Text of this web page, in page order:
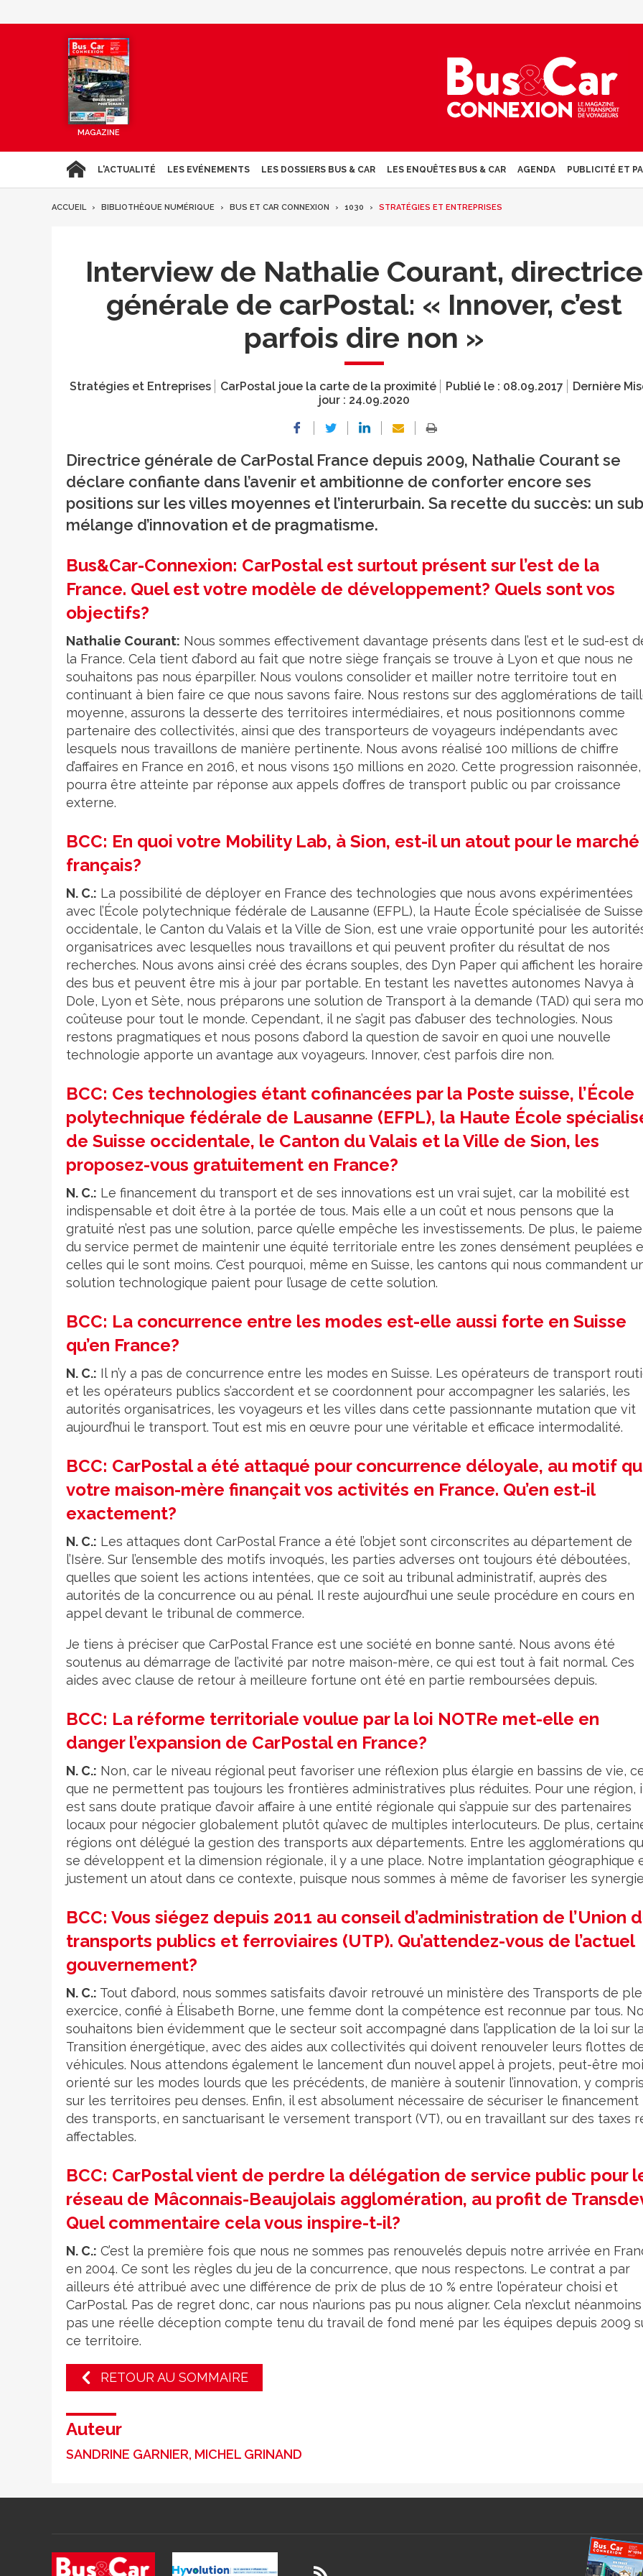
MAGAZINE
L'ACTUALITÉ LES EVÉNEMENTS LES DOSSIERS BUS & CAR LES ENQUÊTES BUS & CAR AGENDA PUBLICITÉ ET
ACCUEIL BIBLIOTHÈQUE NUMÉRIQUE BUS ET CAR CONNEXION 1030 STRATÉGIES ET ENTREPRISES
Interview de Nathalie Courant, directrice
générale de carPostal: « Innover, c’est
parfois dire non »
Stratégies et Entreprises CarPostal joue la carte de la proximité Publié le : 08.09.2017
Dernière
jour : 24.09.2020
Directrice générale de CarPostal France depuis 2009, Nathalie Courant se
déclare confiante dans l’avenir et ambitionne de conforter encore ses
positions sur les villes moyennes et l’interurbain. Sa recette du succès: un
mélange d’innovation et de pragmatisme.
Bus&Car-Connexion: CarPostal est surtout présent sur l’est de la
France. Quel est votre modèle de développement? Quels sont vos
objectifs?
Nathalie Courant: Nous sommes effectivement davantage présents dans l’est et le sud-est
la France. Cela tient d’abord au fait que notre siège français se trouve à Lyon et que nous ne
souhaitons pas nous éparpiller. Nous voulons consolider et mailler notre territoire tout en
continuant à bien faire ce que nous savons faire. Nous restons sur des agglomérations de
moyenne, assurons la desserte des territoires intermédiaires, et nous positionnons comme
partenaire des collectivités, ainsi que des transporteurs de voyageurs indépendants avec
lesquels nous travaillons de manière pertinente. Nous avons réalisé 100 millions de chiffre
d’affaires en France en 2016, et nous visons 150 millions en 2020. Cette progression raisonnée,
pourra être atteinte par réponse aux appels d’offres de transport public ou par croissance
externe.
BCC: En quoi votre Mobility Lab, à Sion, est-il un atout pour le marché
français?
N. C.: La possibilité de déployer en France des technologies que nous avons expérimentées
avec l’École polytechnique fédérale de Lausanne (EFPL), la Haute École spécialisée de Suisse
occidentale, le Canton du Valais et la Ville de Sion, est une vraie opportunité pour les
organisatrices avec lesquelles nous travaillons et qui peuvent profiter du résultat de nos
recherches. Nous avons ainsi créé des écrans souples, des Dyn Paper qui affichent les
des bus et peuvent être mis à jour par portable. En testant les navettes autonomes Navya à
Dole, Lyon et Sète, nous préparons une solution de Transport à la demande (TAD) qui sera
coûteuse pour tout le monde. Cependant, il ne s’agit pas d’abuser des technologies. Nous
restons pragmatiques et nous posons d’abord la question de savoir en quoi une nouvelle
technologie apporte un avantage aux voyageurs. Innover, c’est parfois dire non.
BCC: Ces technologies étant cofinancées par la Poste suisse, l’École
polytechnique fédérale de Lausanne (EFPL), la Haute École
de Suisse occidentale, le Canton du Valais et la Ville de Sion, les
proposez-vous gratuitement en France?
N. C.: Le financement du transport et de ses innovations est un vrai sujet, car la mobilité est
indispensable et doit être à la portée de tous. Mais elle a un coût et nous pensons que la
gratuité n’est pas une solution, parce qu’elle empêche les investissements. De plus, le
du service permet de maintenir une équité territoriale entre les zones densément peuplées
celles qui le sont moins. C’est pourquoi, même en Suisse, les cantons qui nous commandent
solution technologique paient pour l’usage de cette solution.
BCC: La concurrence entre les modes est-elle aussi forte en Suisse
qu’en France?
N. C.: Il n’y a pas de concurrence entre les modes en Suisse. Les opérateurs de transport
et les opérateurs publics s’accordent et se coordonnent pour accompagner les salariés, les
autorités organisatrices, les voyageurs et les villes dans cette passionnante mutation que vit
aujourd’hui le transport. Tout est mis en œuvre pour une véritable et efficace intermodalité.
BCC: CarPostal a été attaqué pour concurrence déloyale, au motif
votre maison-mère finançait vos activités en France. Qu’en est-il
exactement?
N. C.: Les attaques dont CarPostal France a été l’objet sont circonscrites au département de
l’Isère. Sur l’ensemble des motifs invoqués, les parties adverses ont toujours été déboutées,
quelles que soient les actions intentées, que ce soit au tribunal administratif, auprès des
autorités de la concurrence ou au pénal. Il reste aujourd’hui une seule procédure en cours en
appel devant le tribunal de commerce.
Je tiens à préciser que CarPostal France est une société en bonne santé. Nous avons été
soutenus au démarrage de l’activité par notre maison-mère, ce qui est tout à fait normal. Ces
aides avec clause de retour à meilleure fortune ont été en partie remboursées depuis.
BCC: La réforme territoriale voulue par la loi NOTRe met-elle en
danger l’expansion de CarPostal en France?
N. C.: Non, car le niveau régional peut favoriser une réflexion plus élargie en bassins de vie,
que ne permettent pas toujours les frontières administratives plus réduites. Pour une région,
est sans doute pratique d’avoir affaire à une entité régionale qui s’appuie sur des partenaires
locaux pour négocier globalement plutôt qu’avec de multiples interlocuteurs. De plus,
régions ont délégué la gestion des transports aux départements. Entre les agglomérations
se développent et la dimension régionale, il y a une place. Notre implantation géographique
justement un atout dans ce contexte, puisque nous sommes à même de favoriser les
BCC: Vous siégez depuis 2011 au conseil d’administration de l’Union
transports publics et ferroviaires (UTP). Qu’attendez-vous de l’actuel
gouvernement?
N. C.: Tout d’abord, nous sommes satisfaits d’avoir retrouvé un ministère des Transports de
exercice, confié à Élisabeth Borne, une femme dont la compétence est reconnue par tous.
souhaitons bien évidemment que le secteur soit accompagné dans l’application de la loi sur la
Transition énergétique, avec des aides aux collectivités qui doivent renouveler leurs flottes
véhicules. Nous attendons également le lancement d’un nouvel appel à projets, peut-être
orienté sur les modes lourds que les précédents, de manière à soutenir l’innovation, y compris
sur les territoires peu denses. Enfin, il est absolument nécessaire de sécuriser le financement
des transports, en sanctuarisant le versement transport (VT), ou en travaillant sur des taxes
affectables.
BCC: CarPostal vient de perdre la délégation de service public pour
réseau de Mâconnais-Beaujolais agglomération, au profit de
Quel commentaire cela vous inspire-t-il?
N. C.: C’est la première fois que nous ne sommes pas renouvelés depuis notre arrivée en
en 2004. Ce sont les règles du jeu de la concurrence, que nous respectons. Le contrat a par
ailleurs été attribué avec une différence de prix de plus de 10 % entre l’opérateur choisi et
CarPostal. Pas de regret donc, car nous n’aurions pas pu nous aligner. Cela n’exclut néanmoins
pas une réelle déception compte tenu du travail de fond mené par les équipes depuis 2009
ce territoire.
RETOUR AU SOMMAIRE
Auteur
SANDRINE GARNIER, MICHEL GRINAND